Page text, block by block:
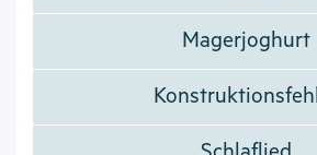
Magerjoghurt